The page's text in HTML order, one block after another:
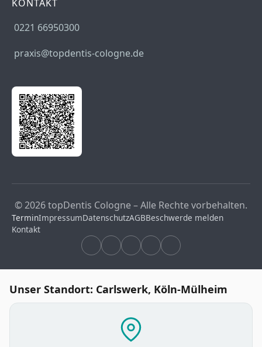
KONTAKT
0221 66950300
praxis@topdentis-cologne.de
© 2026 topDentis Cologne – Alle Rechte vorbehalten.
TerminImpressumDatenschutzAGBBeschwerde melden
Kontakt
Unser Standort: Carlswerk, Köln-Mülheim